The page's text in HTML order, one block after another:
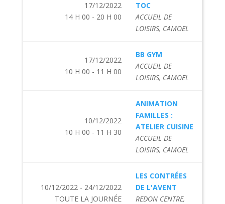
17/12/2022
14 H 00 - 20 H 00
TOC
ACCUEIL DE
LOISIRS, CAMOEL
17/12/2022
10 H 00 - 11 H 00
BB GYM
ACCUEIL DE
LOISIRS, CAMOEL
10/12/2022
10 H 00 - 11 H 30
ANIMATION
FAMILLES :
ATELIER CUISINE
ACCUEIL DE
LOISIRS, CAMOEL
10/12/2022 - 24/12/2022
TOUTE LA JOURNÉE
LES CONTRÉES
DE L'AVENT
REDON CENTRE,